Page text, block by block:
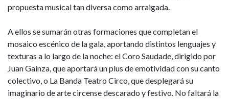
propuesta musical tan diversa como arraigada.
A ellos se sumarán otras formaciones que completan el
mosaico escénico de la gala, aportando distintos lenguajes y
texturas a lo largo de la noche: el Coro Saudade, dirigido por
Juan Gainza, que aportará un plus de emotividad con su canto
colectivo, o La Banda Teatro Circo, que desplegará su
imaginario de arte circense descarado y festivo. No faltará la